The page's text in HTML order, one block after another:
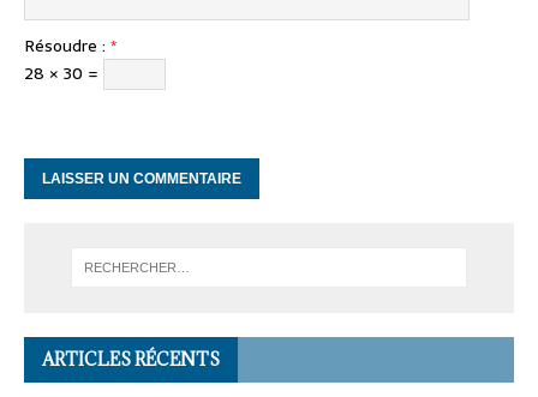
Résoudre : *
28 × 30 =
ARTICLES RÉCENTS